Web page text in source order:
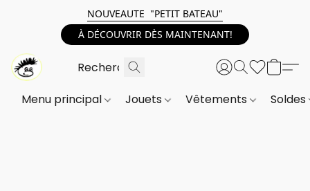
NOUVEAUTE "PETIT BATEAU"
À DÉCOUVRIR DÈS MAINTENANT!
Menu principal Jouets Vêtements Soldes